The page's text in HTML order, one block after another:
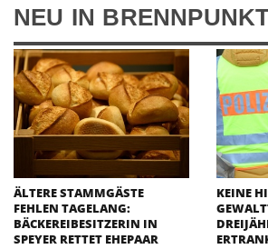
NEU IN
ÄLTERE STAMMGÄSTE
FEHLEN TAGELANG:
BÄCKEREIBESITZERIN IN
SPEYER RETTET EHEPAAR
KEINE